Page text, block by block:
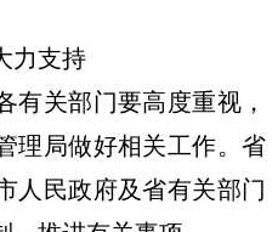
支持
关部门要高度重视，
理局做好相关工作。省
人民政府及省有关部门